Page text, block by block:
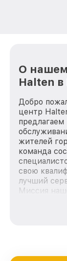
О
Halten
Добро
центр
жителей
команда
свою
лучший
Миссия
каждого